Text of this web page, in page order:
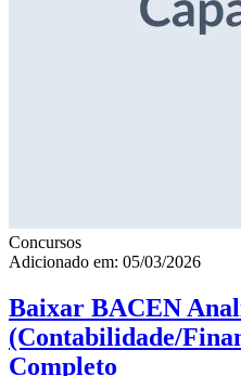
Concursos
Adicionado em: 05/03/2026
Baixar BACEN
(Contabilidade/
Completo